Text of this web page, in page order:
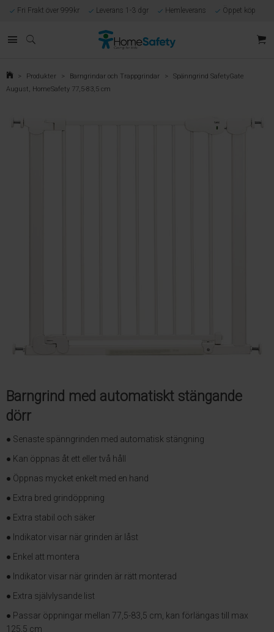
Fri Frakt över 999kr Leverans 1-3 dgr Hemleverans Öppet köp
Egen tillverkning
> Produkter > Barngrindar och Trappgrindar >
Spänngrind SafetyGate
August, HomeSafety 77,5-83,5 cm
Barngrind med automatiskt stängande
dörr
● Senaste spänngrinden med automatisk stängning
● Kan öppnas åt ett eller två håll
● Öppnas mycket enkelt med en hand
● Extra bred grindöppning
● Extra stabil och säker
● Indikator visar när grinden är låst
● Enkel att montera
● Indikator visar när grinden är rätt monterad
● Extra självlysande list
● Passar öppningar mellan 77,5-83,5 cm, kan förlängas till max
125,5 cm